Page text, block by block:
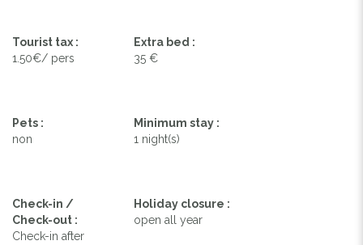
Tourist tax :
1.50€/ pers
Extra bed :
35 €
Pets :
non
Minimum stay :
1 night(s)
Check-in /
Check-out :
Check-in after
Holiday closure :
open all year